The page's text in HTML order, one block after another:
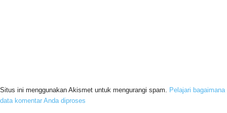
Situs ini menggunakan Akismet untuk mengurangi spam. Pelajari bagaimana
data komentar Anda diproses